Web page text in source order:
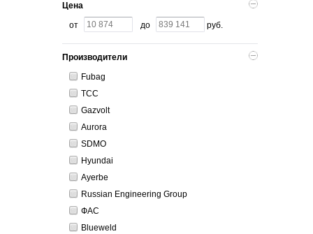
Цена
от до руб.
Производители
Fubag
ТСС
Gazvolt
Aurora
SDMO
Hyundai
Ayerbe
Russian Engineering Group
ФАС
Blueweld